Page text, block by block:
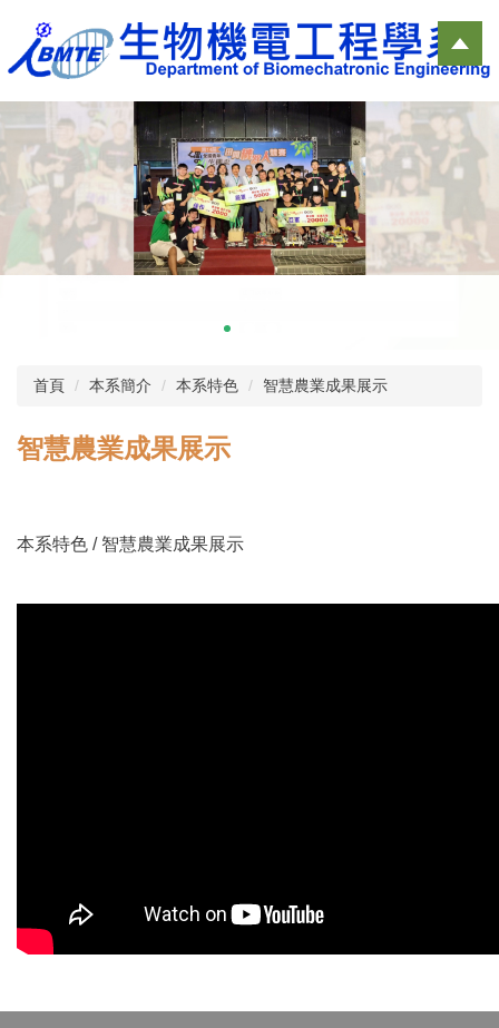
主
容
區
首頁 本系簡介 本系特色 智慧農業成果展示
智慧農業成果展示
本系特色 / 智慧農業成果展示